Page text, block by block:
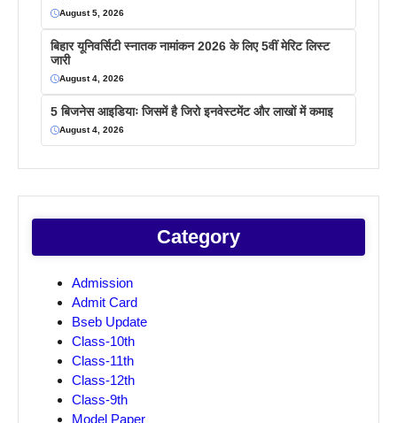
August 5, 2026
बिहार यूनिवर्सिटी स्नातक नामांकन 2026 के लिए 5वीं मेरिट लिस्ट
जारी
August 4, 2026
5 बिजनेस आइडियाः जिसमें है जिरो इनवेस्टमेंट और लाखों में कमाइ
August 4, 2026
Category
Admission
Admit Card
Bseb Update
Class-10th
Class-11th
Class-12th
Class-9th
Model Paper